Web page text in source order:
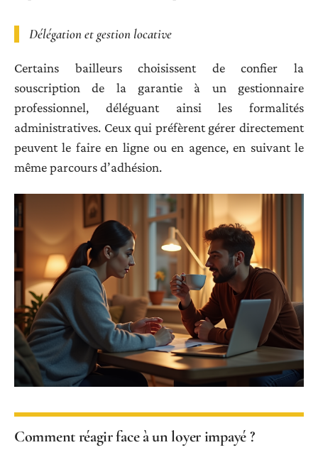
Délégation et gestion locative
Certains bailleurs choisissent de confier la
souscription de la garantie à un gestionnaire
professionnel, déléguant ainsi les formalités
administratives. Ceux qui préfèrent gérer directement
peuvent le faire en ligne ou en agence, en suivant le
même parcours d’adhésion.
Comment réagir face à un loyer impayé ?